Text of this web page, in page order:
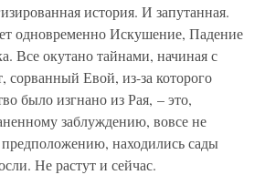
история. И запутанная.
одновременно Искушение, Падение
Все окутано тайнами, начиная с
сорванный Евой, из-за которого
было изгнано из Рая, – это,
заблуждению, вовсе не
предположению, находились сады
Не растут и сейчас.